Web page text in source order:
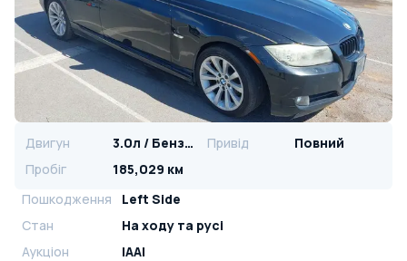
Двигун 3.0л / Бензин Привід
Повний
Пробіг
185,029 км
Пошкодження
Left Side
Стан
На ​​ходу та русі
Аукціон
IAAI